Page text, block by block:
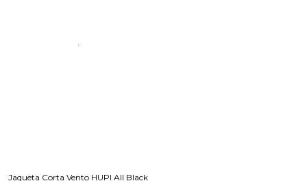
Jaqueta Corta Vento HUPI All Black